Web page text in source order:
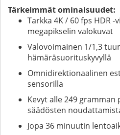
Tärkeimmät ominaisuudet:
Tarkka 4K / 60 fps HDR -
megapikselin valokuvat
Valovoimainen 1/1,3
hämäräsuorituskyvyllä
Omnidirektionaalinen
sensorilla
Kevyt alle 249
säädösten
Jopa 36 minuutin